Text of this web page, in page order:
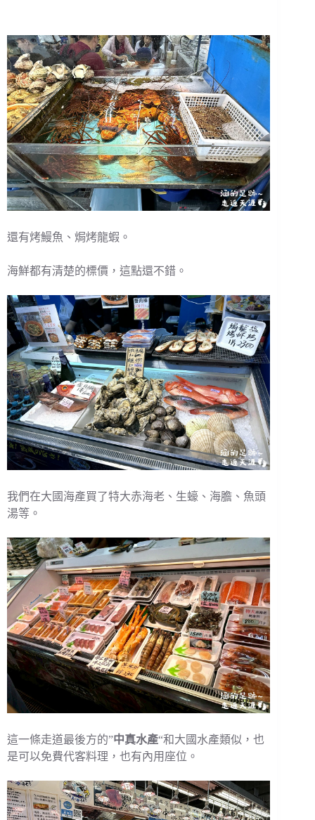
還有烤鰻魚、焗烤龍蝦。
海鮮都有清楚的標價，這點還不錯。
我們在大國海產買了特大赤海老、生蠔、海膽、魚頭
湯等。
這一條走道最後方的”中真水產“和大國水產類似，也
是可以免費代客料理，也有內用座位。